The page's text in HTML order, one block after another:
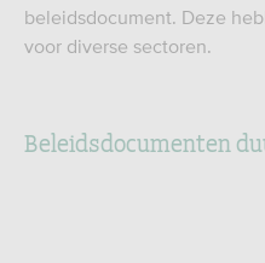
beleidsdocument. Deze
voor diverse sectoren.
Beleidsdocumenten